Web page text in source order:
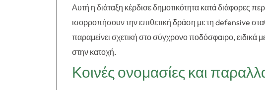
Αυτή η διάταξη κέρδισε δημοτικότητα κατά διάφορες
ισορροπήσουν την επιθετική δράση με τη defensive
παραμείνει σχετική στο σύγχρονο ποδόσφαιρο,
στην κατοχή.
Κοινές ονομασίες και